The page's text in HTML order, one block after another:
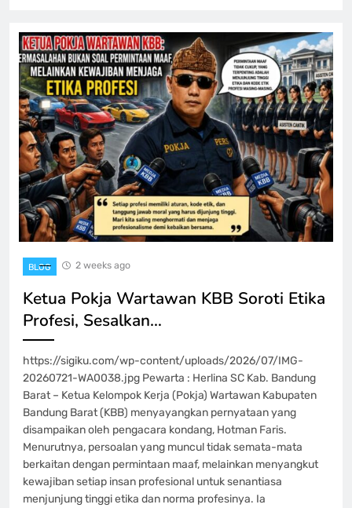
BLOG 2 weeks ago
Ketua Pokja Wartawan KBB Soroti Etika
Profesi, Sesalkan…
https://sigiku.com/wp-content/uploads/2026/07/IMG-
20260721-WA0038.jpg Pewarta : Herlina SC Kab. Bandung
Barat – Ketua Kelompok Kerja (Pokja) Wartawan Kabupaten
Bandung Barat (KBB) menyayangkan pernyataan yang
disampaikan oleh pengacara kondang, Hotman Faris.
Menurutnya, persoalan yang muncul tidak semata-mata
berkaitan dengan permintaan maaf, melainkan menyangkut
kewajiban setiap insan profesional untuk senantiasa
menjunjung tinggi etika dan norma profesinya. Ia